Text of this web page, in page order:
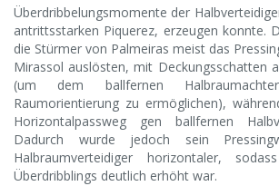
Überdribbelungsmomente der
antrittsstarken Piquerez, erzeugen konnte.
die Stürmer von Palmeiras meist das
Mirassol auslösten, mit Deckungsschatten
(um dem ballfernen
Raumorientierung zu ermöglichen),
Horizontalpassweg gen ballfernen
Dadurch wurde jedoch sein
Halbraumverteidiger horizontaler,
Überdribblings deutlich erhöht war.